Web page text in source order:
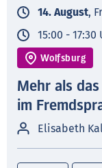
14. August,
15:00 - 17:30
Wolfsburg
Mehr als
im
Elisabeth